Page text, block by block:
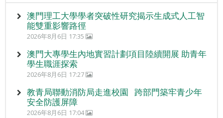
澳門理工大學學者突破性研究揭示生成式人工智
能雙重影響路徑
2026年8月6日 17:35
澳門大專學生內地實習計劃項目陸續開展 助青年
學生職涯探索
2026年8月6日 17:27
教青局聯動消防局走進校園 跨部門築牢青少年
安全防護屏障
2026年8月6日 17:04